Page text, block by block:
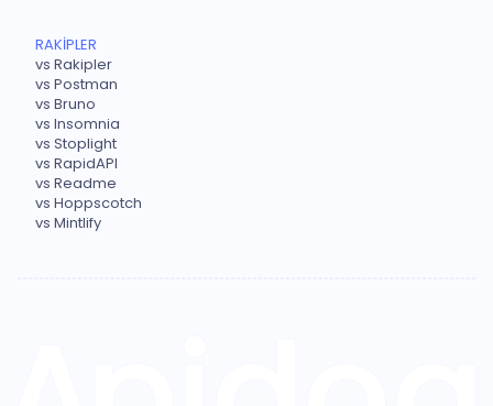
RAKİPLER
vs Rakipler
vs Postman
vs Bruno
vs Insomnia
vs Stoplight
vs RapidAPI
vs Readme
vs Hoppscotch
vs Mintlify